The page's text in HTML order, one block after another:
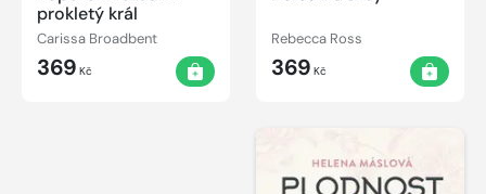
prokletý král
Carissa Broadbent
369 Kč
Rebecca Ross
369 Kč